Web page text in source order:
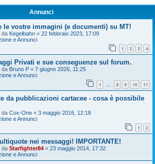
Annunci
le vostre immagini (e documenti) su MT!
da Kegelbahn « 22 febbraio 2023, 17:09
e Annunci
1 2 3 4
Privati e sue conseguenze sul forum.
da Bruno P « 7 giugno 2026, 11:25
e Annunci
1 … 8 9 10 11
da pubblicazioni cartacee - cosa è possibile
da Cox-One « 3 maggio 2016, 12:18
e Annunci
1 2
nei messaggi! IMPORTANTE!
da Starfighter84 « 23 maggio 2014, 17:32
e Annunci